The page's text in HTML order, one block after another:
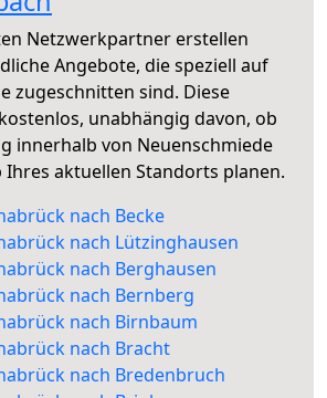
Netzwerkpartner erstellen
Angebote, die speziell auf
zugeschnitten sind. Diese
unabhängig davon, ob
innerhalb von Neuenschmiede
aktuellen Standorts planen.
nach Becke
nach Lützinghausen
nach Berghausen
nach Bernberg
nach Birnbaum
nach Bracht
nach Bredenbruch